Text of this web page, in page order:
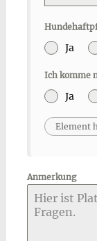
Ja
Ich komme
Ja
Anmerkung